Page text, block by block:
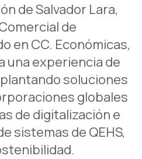
de Salvador Lara,
de
en CC. Económicas,
una experiencia de
soluciones
globales
de digitalización e
sistemas de QEHS,